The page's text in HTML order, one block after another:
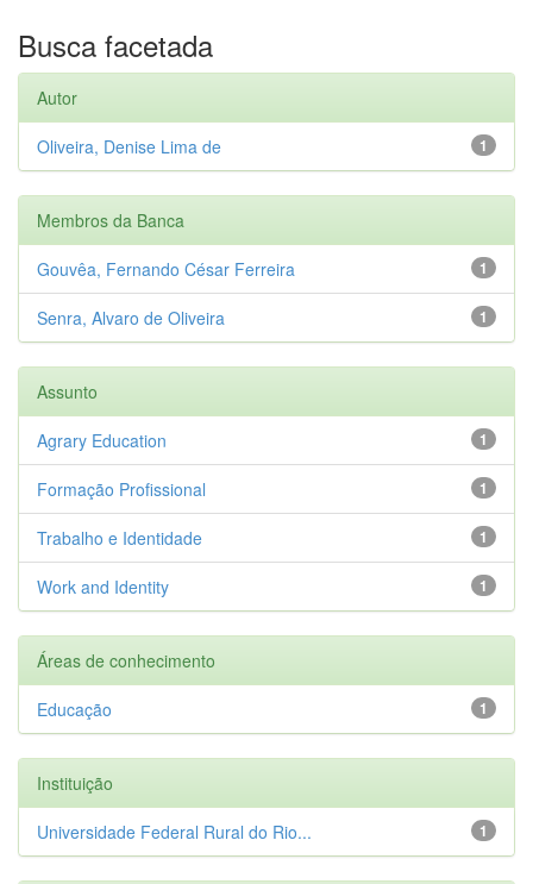
Busca facetada
Autor
1
Oliveira, Denise Lima de
Membros da Banca
1
Gouvêa, Fernando César Ferreira
1
Senra, Alvaro de Oliveira
Assunto
1
Agrary Education
1
Formação Profissional
1
Trabalho e Identidade
1
Work and Identity
Áreas de conhecimento
1
Educação
Instituição
1
Universidade Federal Rural do Rio...